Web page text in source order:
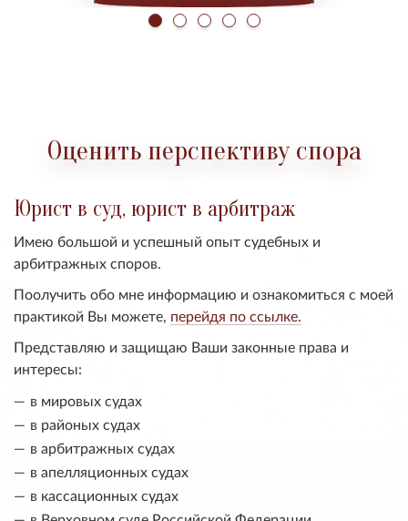
Оценить перспективу спора
Юрист в суд, юрист в арбитраж
Имею большой и успешный опыт судебных и
арбитражных споров.
Поолучить обо мне информацию и ознакомиться с моей
практикой Вы можете, перейдя по ссылке.
Представляю и защищаю Ваши законные права и
интересы:
в мировых судах
в районых судах
в арбитражных судах
в апелляционных судах
в кассационных судах